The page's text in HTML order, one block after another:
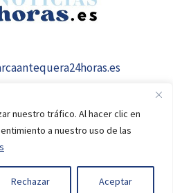
nuestro tráfico. Al hacer clic en
a nuestro uso de las
Rechazar Aceptar